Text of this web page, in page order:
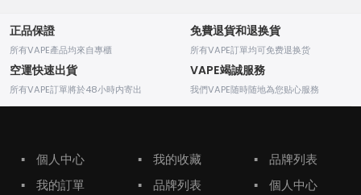
正品保證
所有VAPE產品均來自專櫃
免費退貨和退换貨
所有VAPE訂單均可免费退换货
空運快速出貨
所有VAPE訂單將於48小時内寄出
VAPE竭誠服務
我們VAPE随時随地為您贴心服務
▪
個人中心
▪
我的訂單
▪
我的收藏
▪
品牌列表
▪
品牌列表
▪
個人中心